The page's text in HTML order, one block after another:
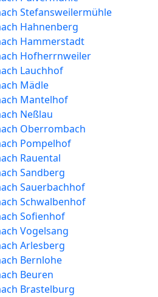
Stefansweilermühle
Hahnenberg
Hammerstadt
Hofherrnweiler
Lauchhof
Mädle
Mantelhof
Neßlau
Oberrombach
Pompelhof
Rauental
Sandberg
Sauerbachhof
Schwalbenhof
Sofienhof
Vogelsang
Arlesberg
Bernlohe
Beuren
Brastelburg